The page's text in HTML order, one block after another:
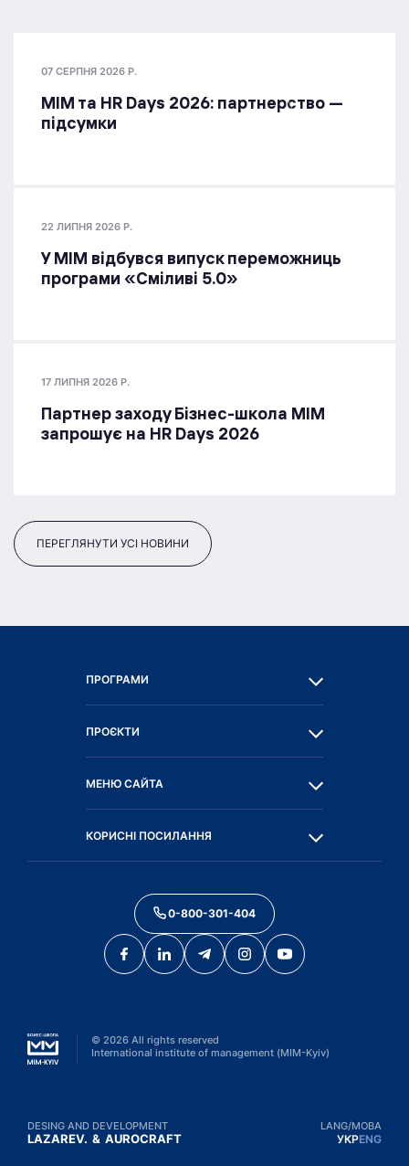
07 СЕРПНЯ 2026 Р.
МІМ та HR Days 2026: партнерство —
підсумки
22 ЛИПНЯ 2026 Р.
У МІМ відбувся випуск переможниць
програми «Сміливі 5.0»
17 ЛИПНЯ 2026 Р.
Партнер заходу Бізнес-школа МІМ
запрошує на HR Days 2026
ПЕРЕГЛЯНУТИ УСІ НОВИНИ
ПРОГРАМИ
ПРОЄКТИ
МЕНЮ САЙТА
КОРИСНІ ПОСИЛАННЯ
0-800-301-404
© 2026 All rights reserved
International institute of management (MIM-Kyiv)
DESING AND DEVELOPMENT
LAZAREV. & AUROCRAFT
LANG/МОВА
УКРENG